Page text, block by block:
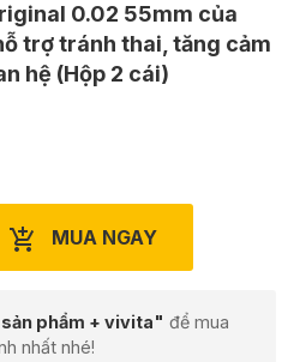
0.02 55mm của
trợ tránh thai, tăng cảm
hệ (Hộp 2 cái)
MUA NGAY
phẩm + vivita" để mua
nhất nhé!